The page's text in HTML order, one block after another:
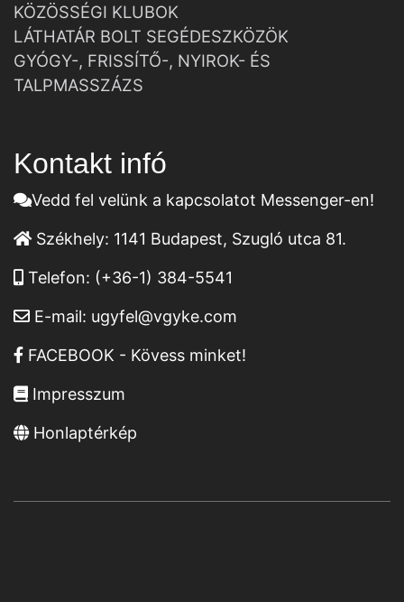
KÖZÖSSÉGI KLUBOK
LÁTHATÁR BOLT SEGÉDESZKÖZÖK
GYÓGY-, FRISSÍTŐ-, NYIROK- ÉS
TALPMASSZÁZS
Kontakt infó
Vedd fel velünk a kapcsolatot Messenger-en!
Székhely: 1141 Budapest, Szugló utca 81.
Telefon: (+36-1) 384-5541
E-mail: ugyfel@vgyke.com
FACEBOOK - Kövess minket!
Impresszum
Honlaptérkép